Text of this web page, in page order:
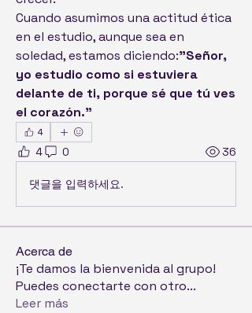
Cuando asumimos una actitud ética
en el estudio, aunque sea en
soledad, estamos diciendo:"Señor,
yo estudio como si estuviera
delante de ti, porque sé que tú ves
el corazón."
4
4 0 36
댓글을 입력하세요.
Acerca de
¡Te damos la bienvenida al grupo!
Puedes conectarte con otro...
Leer más